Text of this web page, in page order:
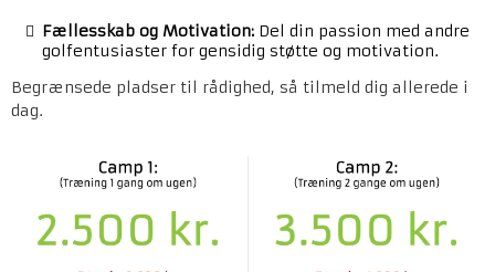
Fællesskab og Motivation: Del din passion med andre
golfentusiaster for gensidig støtte og motivation.
Begrænsede pladser til rådighed, så tilmeld dig allerede i
dag.